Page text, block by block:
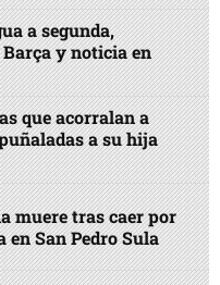
a segunda,
y noticia en
que acorralan a
a su hija
muere tras caer por
en San Pedro Sula